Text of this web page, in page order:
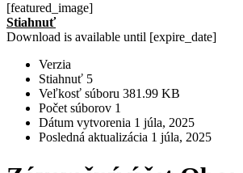
[featured_image]
Stiahnuť
Download is available until [expire_date]
Verzia
Stiahnuť 5
Veľkosť súboru 381.99 KB
Počet súborov 1
Dátum vytvorenia 1 júla, 2025
Posledná aktualizácia 1 júla, 2025